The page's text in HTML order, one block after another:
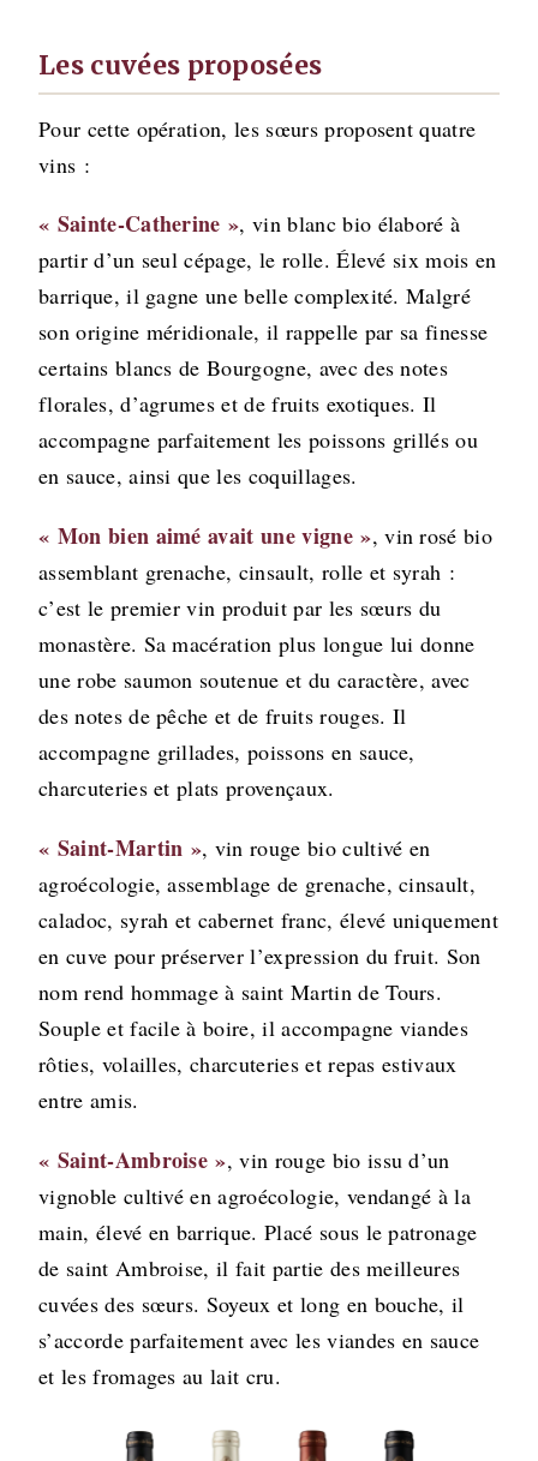
Les cuvées proposées
Pour cette opération, les sœurs proposent quatre
vins :
« Sainte-Catherine », vin blanc bio élaboré à
partir d’un seul cépage, le rolle. Élevé six mois en
barrique, il gagne une belle complexité. Malgré
son origine méridionale, il rappelle par sa finesse
certains blancs de Bourgogne, avec des notes
florales, d’agrumes et de fruits exotiques. Il
accompagne parfaitement les poissons grillés ou
en sauce, ainsi que les coquillages.
« Mon bien aimé avait une vigne », vin rosé bio
assemblant grenache, cinsault, rolle et syrah :
c’est le premier vin produit par les sœurs du
monastère. Sa macération plus longue lui donne
une robe saumon soutenue et du caractère, avec
des notes de pêche et de fruits rouges. Il
accompagne grillades, poissons en sauce,
charcuteries et plats provençaux.
« Saint-Martin », vin rouge bio cultivé en
agroécologie, assemblage de grenache, cinsault,
caladoc, syrah et cabernet franc, élevé uniquement
en cuve pour préserver l’expression du fruit. Son
nom rend hommage à saint Martin de Tours.
Souple et facile à boire, il accompagne viandes
rôties, volailles, charcuteries et repas estivaux
entre amis.
« Saint-Ambroise », vin rouge bio issu d’un
vignoble cultivé en agroécologie, vendangé à la
main, élevé en barrique. Placé sous le patronage
de saint Ambroise, il fait partie des meilleures
cuvées des sœurs. Soyeux et long en bouche, il
s’accorde parfaitement avec les viandes en sauce
et les fromages au lait cru.